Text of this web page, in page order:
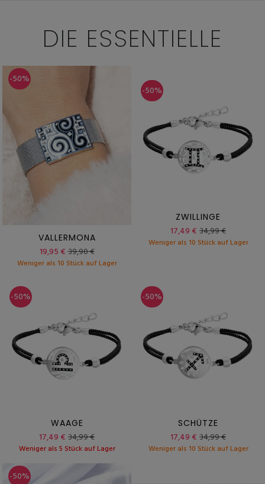
DIE ESSENTIELLE
-50%
VALLERMONA
19,95 €39,90 €
Weniger als 10 Stück auf Lager
-50%
ZWILLINGE
17,49 € 34,99 €
Weniger als 10 Stück auf Lager
-50%
WAAGE
17,49 € 34,99 €
Weniger als 5 Stück auf Lager
-50%
SCHÜTZE
17,49 € 34,99 €
Weniger als 10 Stück auf Lager
-50%